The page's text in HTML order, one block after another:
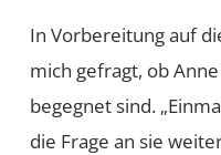
In Vorbereitung auf
mich gefragt, ob
begegnet sind.
die Frage an sie